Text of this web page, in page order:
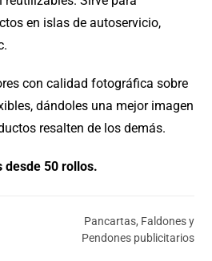
en islas de autoservicio,
con calidad fotográfica sobre
dándoles una mejor imagen
resalten de los demás.
desde 50 rollos.
Pancartas, Faldones y
Pendones publicitarios